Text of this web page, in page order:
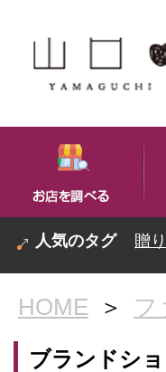
贈
HOME ＞ フ
ブランドシ